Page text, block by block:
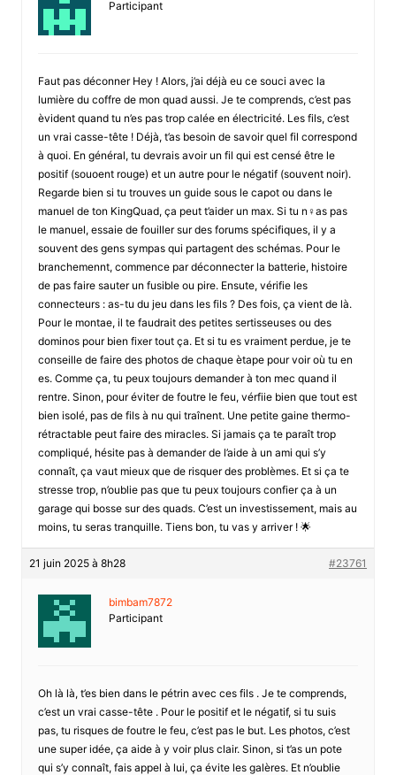
Participant
Faut pas déconner Hey ! Alors, j’ai déjà eu ce souci avec la
lumière du coffre de mon quad aussi. Je te comprends, c’est pas
èvident quand tu n’es pas trop calée en électricité. Les fils, c’est
un vrai casse-tête ! Déjà, t’as besoin de savoir quel fil correspond
à quoi. En général, tu devrais avoir un fil qui est censé être le
positif (souoent rouge) et un autre pour le négatif (souvent noir).
Regarde bien si tu trouves un guide sous le capot ou dans le
manuel de ton KingQuad, ça peut t’aider un max. Si tu n♀as pas
le manuel, essaie de fouiller sur des forums spécifiques, il y a
souvent des gens sympas qui partagent des schémas. Pour le
branchemennt, commence par déconnecter la batterie, histoire
de pas faire sauter un fusible ou pire. Ensute, vérifie les
connecteurs : as-tu du jeu dans les fils ? Des fois, ça vient de là.
Pour le montae, il te faudrait des petites sertisseuses ou des
dominos pour bien fixer tout ça. Et si tu es vraiment perdue, je te
conseille de faire des photos de chaque ètape pour voir où tu en
es. Comme ça, tu peux toujours demander à ton mec quand il
rentre. Sinon, pour éviter de foutre le feu, vérfiie bien que tout est
bien isolé, pas de fils à nu qui traînent. Une petite gaine thermo-
rétractable peut faire des miracles. Si jamais ça te paraît trop
compliqué, hésite pas à demander de l’aide à un ami qui s’y
connaît, ça vaut mieux que de risquer des problèmes. Et si ça te
stresse trop, n’oublie pas que tu peux toujours confier ça à un
garage qui bosse sur des quads. C’est un investissement, mais au
moins, tu seras tranquille. Tiens bon, tu vas y arriver ! 🌟
21 juin 2025 à 8h28 #23761
bimbam7872
Participant
Oh là là, t’es bien dans le pétrin avec ces fils . Je te comprends,
c’est un vrai casse-tête . Pour le positif et le négatif, si tu suis
pas, tu risques de foutre le feu, c’est pas le but. Les photos, c’est
une super idée, ça aide à y voir plus clair. Sinon, si t’as un pote
qui s’y connaît, fais appel à lui, ça évite les galères. Et n’oublie